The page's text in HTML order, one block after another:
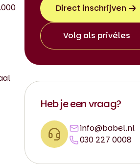
Direct inschrijven
Volg als privéles
Heb je een vraag?
info@babel.nl
030 227 0008